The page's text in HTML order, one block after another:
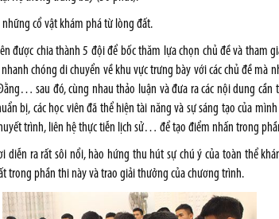
những cổ vật khám phá từ lòng đất.
được chia thành 5 đội để bốc thăm lựa chọn chủ đề và tham
chóng di chuyển về khu vực trưng bày với các chủ đề mà
sau đó, cùng nhau thảo luận và đưa ra các nội dung
bị, các học viên đã thể hiện tài năng và sự sáng tạo của
trình, liên hệ thực tiễn lịch sử… để tạo điểm nhấn trong
diễn ra rất sôi nổi, hào hứng thu hút sự chú ý của toàn thể
trong phần thi này và trao giải thưởng của chương trình.